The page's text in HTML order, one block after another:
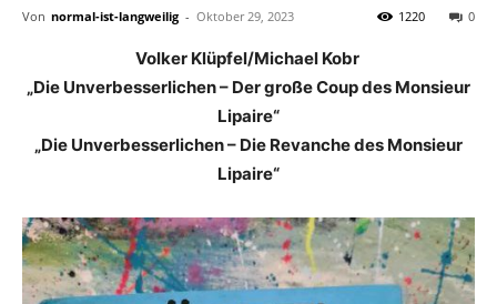
Von normal-ist-langweilig - Oktober 29, 2023 0
1220
Volker Klüpfel/Michael Kobr
„Die Unverbesserlichen – Der große Coup des Monsieur
Lipaire“
„Die Unverbesserlichen – Die Revanche des Monsieur
Lipaire“